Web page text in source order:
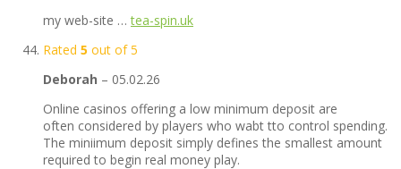
my web-site …tea-spin.uk
Rated 5 out of 5
Deborah – 05.02.26
Online casinos offering a low minimum deposit are
often considered by players who wabt tto control spending.
The miniimum deposit simply defines the smallest amount
required to begin real money play.